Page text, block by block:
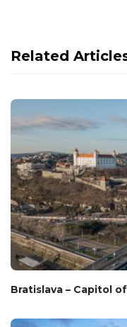
Related
Bratislava – Capitol